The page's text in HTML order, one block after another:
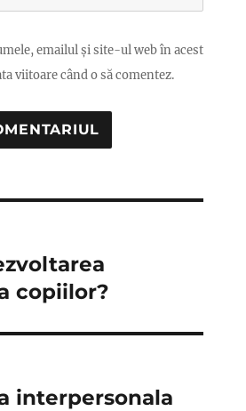
emailul și site-ul web în acest
viitoare când o să comentez.
copiilor?
interpersonala